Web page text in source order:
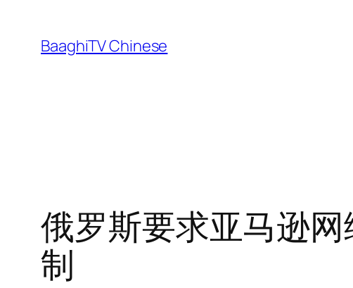
content
BaaghiTV Chinese
俄罗斯要求亚马逊
制